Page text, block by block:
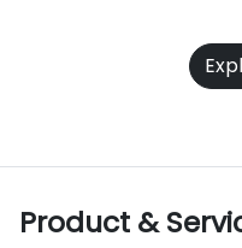
Product &